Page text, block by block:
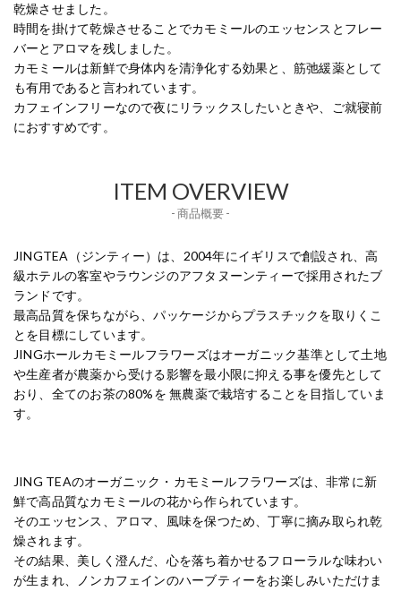
乾燥させました。
時間を掛けて乾燥させることでカモミールのエッセンスとフレー
バーとアロマを残しました。
カモミールは新鮮で身体内を清浄化する効果と、筋弛緩薬として
も有用であると言われています。
カフェインフリーなので夜にリラックスしたいときや、ご就寝前
におすすめです。
ITEM OVERVIEW
- 商品概要 -
JINGTEA（ジンティー）は、2004年にイギリスで創設され、高
級ホテルの客室やラウンジのアフタヌーンティーで採用されたブ
ランドです。
最高品質を保ちながら、パッケージからプラスチックを取りくこ
とを目標にしています。
JINGホールカモミールフラワーズはオーガニック基準として土地
や生産者が農薬から受ける影響を最小限に抑える事を優先として
おり、全てのお茶の80%を 無農薬で栽培することを目指していま
す。
JING TEAのオーガニック・カモミールフラワーズは、非常に新
鮮で高品質なカモミールの花から作られています。
そのエッセンス、アロマ、風味を保つため、丁寧に摘み取られ乾
燥されます。
その結果、美しく澄んだ、心を落ち着かせるフローラルな味わい
が生まれ、ノンカフェインのハーブティーをお楽しみいただけま